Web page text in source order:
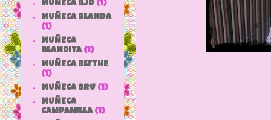
MUÑECA BJD (1)
MUÑECA BLANDA
(1)
MUÑECA
BLANDITA (1)
MUÑECA BLYTHE
(1)
MUÑECA BRU (1)
MUÑECA
CAMPANILLA (1)